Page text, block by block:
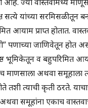
सत्ये यांच्या सरमिसळीतून
आयाम प्राप्त होतात.
पणाच्या जाणिवेतून होत
भूमिकेतून व बहुपरिमित
माणसाला अथवा समूहाला
तशी त्याची कृती ठरते.
अथवा समूहांना एकाच